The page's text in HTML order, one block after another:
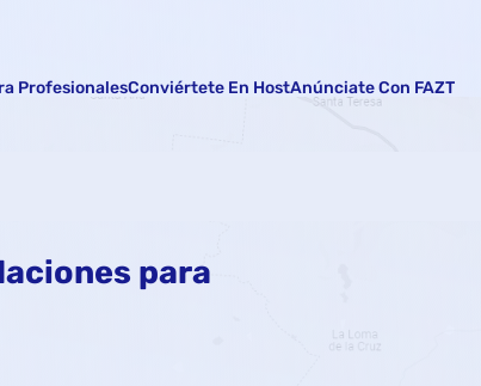
ProfesionalesConviértete En HostAnúnciate Con FAZT
para